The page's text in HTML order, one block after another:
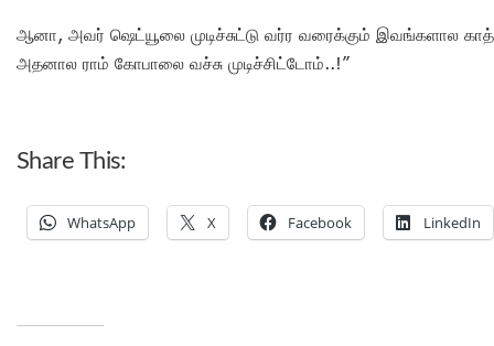
ஆனா, அவர் ஷெட்யூலை முடிச்சுட்டு வர்ர வரைக்கும் இவங்களால
அதனால ராம் கோபாலை வச்சு முடிச்சிட்டோம்..!”
Share This:
WhatsApp X Facebook LinkedIn